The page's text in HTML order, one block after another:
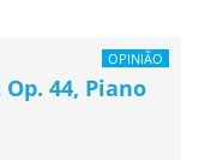
OPINIÃO
44, Piano